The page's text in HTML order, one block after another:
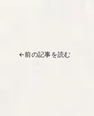
←前の記事を読む